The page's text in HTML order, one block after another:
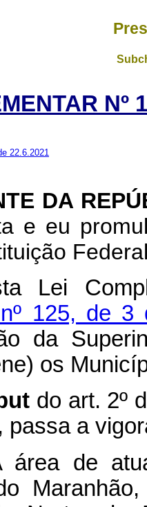
Nº
22.6.2021
DA
e eu
Lei
125, de
da
os
do art. 2º
, passa a
área de